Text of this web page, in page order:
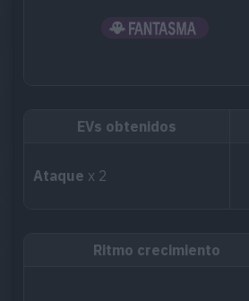
EVs obtenidos
Ataque x 2
Ritmo crecimiento